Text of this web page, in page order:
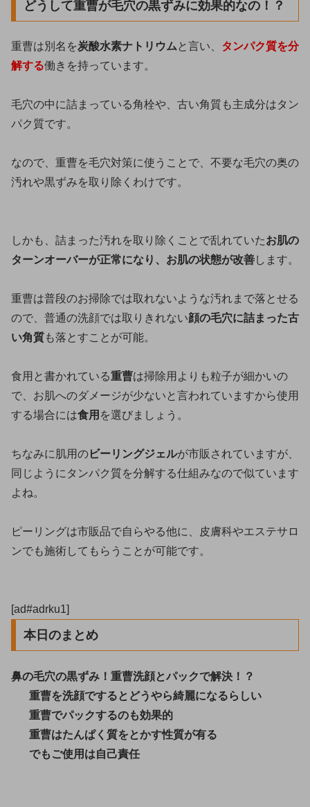
どうして重曹が毛穴の黒ずみに効果的なの！？
重曹は別名を炭酸水素ナトリウム と言い、
タンパク質を分
解する働きを持っています。
毛穴の中に詰まっている角栓や、古い角質も主成分はタン
パク質です。
なので、重曹を毛穴対策に使うことで、不要な毛穴の奥の
汚れや黒ずみを取り除くわけです。
しかも、詰まった汚れを取り除くことで乱れていたお肌の
ターンオーバーが正常になり、お肌の状態が改善します。
重曹は普段のお掃除では取れないような汚れまで落とせる
ので、普通の洗顔では取りきれない顔の毛穴に詰まった古
い角質も落とすことが可能。
食用と書かれている重曹は掃除用よりも粒子が細かいの
で、お肌へのダメージが少ないと言われていますから使用
する場合には食用 を選びましょう。
ちなみに肌用のビーリングジェルが市販されていますが、
同じようにタンパク質を分解する仕組みなので似ています
よね。
ピーリングは市販品で自らやる他に、皮膚科やエステサロ
ンでも施術してもらうことが可能です。
[ad#adrku1]
本日のまとめ
鼻の毛穴の黒ずみ！重曹洗顔とパックで解決！？
重曹を洗顔でするとどうやら綺麗になるらしい
重曹でパックするのも効果的
重曹はたんぱく質をとかす性質が有る
でもご使用は自己責任